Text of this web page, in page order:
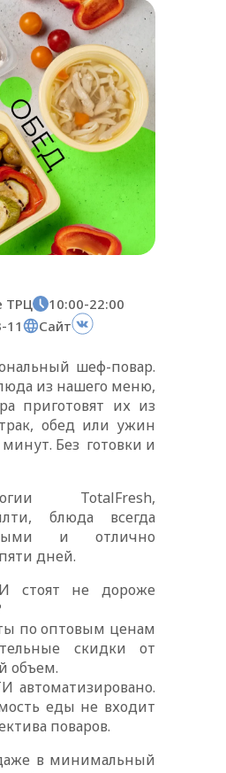
ТРЦ
10:00-22:00
11
Сайт
шеф-повар.
из нашего меню,
приготовят их из
обед или ужин
Без готовки и
TotalFresh,
блюда всегда
и отлично
дней.
стоят не дороже
по оптовым ценам
скидки от
объем.
автоматизировано.
еды не входит
поваров.
в минимальный